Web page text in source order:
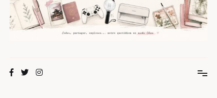
Maman Chou